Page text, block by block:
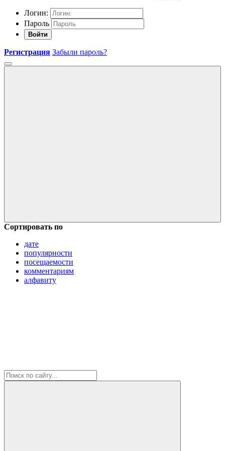
Логин:
Пароль
Войти
Регистрация Забыли пароль?
Сортировать по
дате
популярности
посещаемости
комментариям
алфавиту